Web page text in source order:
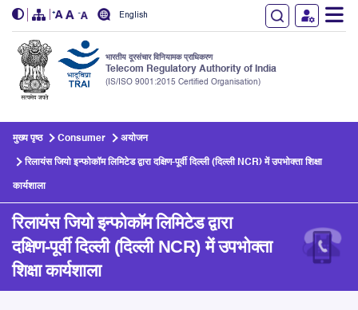
English
भारतीय दूरसंचार विनियामक प्राधिकरण
Telecom Regulatory Authority of India
(IS/ISO 9001:2015 Certified Organisation)
मुख्य पृष्ठ Consumer अयोजन
रिलायंस जियो इन्फोकॉम लिमिटेड द्वारा दक्षिण-पूर्वी दिल्ली (दिल्ली NCR) में उपभोक्ता शिक्षा
कार्यशाला
रिलायंस जियो इन्फोकॉम लिमिटेड द्वारा
दक्षिण-पूर्वी दिल्ली (दिल्ली NCR) में उपभोक्ता
शिक्षा कार्यशाला